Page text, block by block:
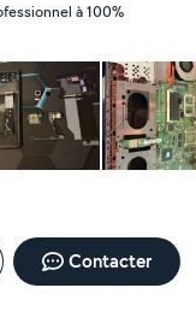
logiciels, matériel)
ou
logiciels,
je m'adapte à
efficaces et au
je suis disponible
À très bientôt !
à 100%
Contacter